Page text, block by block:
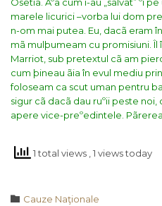
marele licurici –vorba lui dom
n-om mai putea. Eu, dacã eram
mã mulþumeam cu promisiuni.
Marriot, sub pretextul cã am
cum þineau ãia în evul mediu
foloseam ca scut uman pentru
sigur cã dacã dau ruºii peste noi,
apere vice-preºedintele.
1 total views , 1 views today
 Category
Cauze Naţionale